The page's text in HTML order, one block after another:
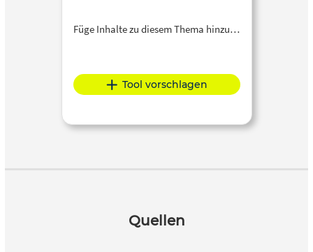
Füge Inhalte zu diesem Thema hinzu…
Tool vorschlagen
Quellen